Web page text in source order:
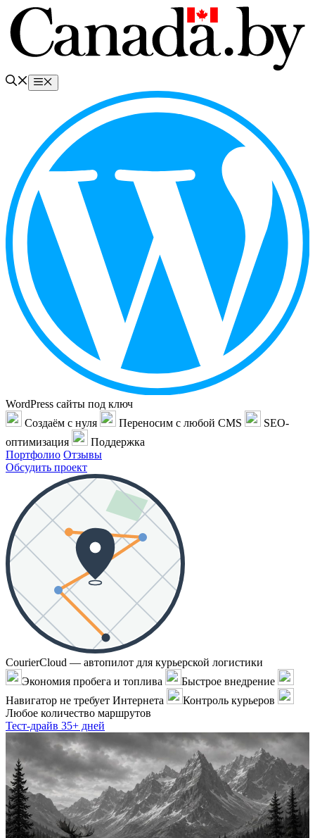
Перейти
содержимому
Меню
WordPress сайты под ключ
Создаём с нуля
Переносим с любой CMS
SEO-
оптимизация
Поддержка
Портфолио Отзывы
Обсудить проект
CourierCloud — автопилот для курьерской логистики
Экономия пробега и топлива
Быстрое внедрение
Навигатор не требует Интернета
Контроль курьеров
Любое количество маршрутов
Тест-драйв 35+ дней